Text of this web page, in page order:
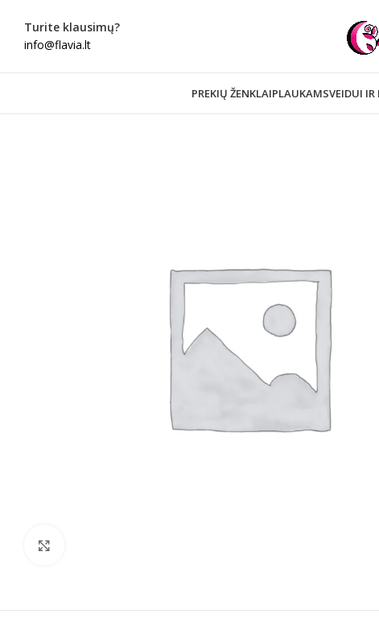
Turite klausimų?
info@flavia.lt
PREKIŲ ŽENKLAIPLAUKAMSVEIDUI IR